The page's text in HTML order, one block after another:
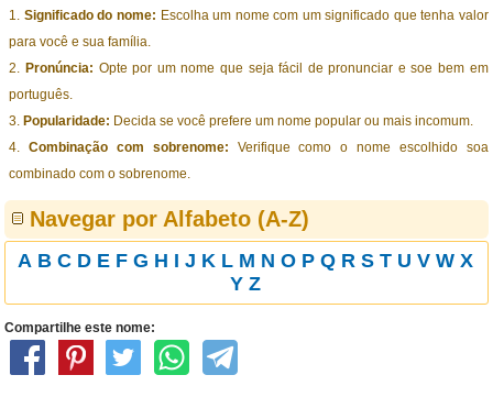
Significado do nome: Escolha um nome com um significado que tenha valor
para você e sua família.
Pronúncia: Opte por um nome que seja fácil de pronunciar e soe bem em
português.
Popularidade: Decida se você prefere um nome popular ou mais incomum.
Combinação com sobrenome: Verifique como o nome escolhido soa
combinado com o sobrenome.
Navegar por Alfabeto (A-Z)
A B C D E F G H I J K L M N O P Q R S T U V W X
Y Z
Compartilhe este nome: